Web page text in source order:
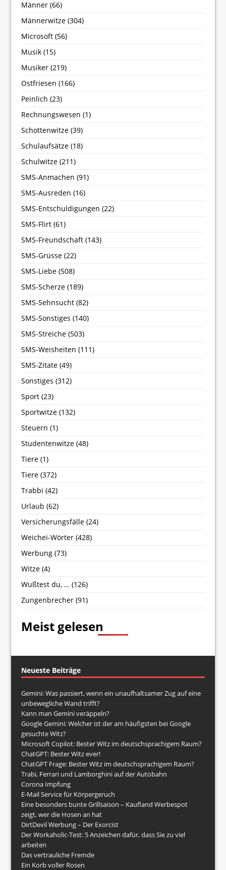
Männer (66)
Männerwitze (304)
Microsoft (56)
Musik (15)
Musiker (219)
Ostfriesen (166)
Peinlich (23)
Rechnungswesen (1)
Schottenwitze (39)
Schulaufsätze (18)
Schulwitze (211)
SMS-Anmachen (91)
SMS-Ausreden (16)
SMS-Entschuldigungen (22)
SMS-Flirt (61)
SMS-Freundschaft (143)
SMS-Grüsse (22)
SMS-Liebe (508)
SMS-Scherze (189)
SMS-Sehnsucht (82)
SMS-Sonstiges (140)
SMS-Streiche (503)
SMS-Weisheiten (111)
SMS-Zitate (49)
Sonstiges (312)
Sport (23)
Sportwitze (132)
Steuern (1)
Studentenwitze (48)
Tiere (1)
Tiere (372)
Trabbi (42)
Urlaub (62)
Versicherungsfälle (24)
Weichei-Wörter (428)
Werbung (73)
Witze (4)
Wußtest du, … (126)
Zungenbrecher (91)
Meist gelesen
Neueste Beiträge
Gemini: Was passiert, wenn ein unaufhaltsamer Zug auf eine
unbewegliche Wand trifft?
Kann man Gemini veräppeln?
Google Gemini: Welcher ist der am häufigsten bei Google
gesuchte Witz?
Microsoft Copilot: Bester Witz im deutschsprachigem Raum?
ChatGPT: Bester Witz ever!
ChatGPT Frage: Bester Witz im deutschsprachigem Raum?
Trabi, Ferrari und Lamborghini auf der Autobahn
Corona Impfung
E-Mail Service für Körpergeruch
Eine besonders bunte Grillsaison – Kaufland Werbespot
zeigt, wer die Hosen an hat
DirtDevil Werbung – Der Exorcist
Der Workaholic-Test: 5 Anzeichen dafür, dass Sie zu viel
arbeiten
Das vertrauliche Fremde
Ein Korb voller Rosen